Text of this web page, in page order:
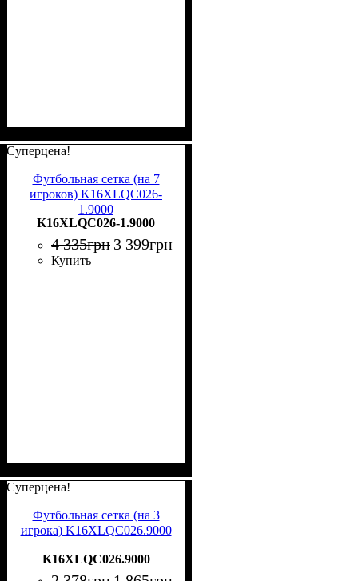
Суперцена!
Футбольная сетка (на 7
игроков) K16XLQC026-
1.9000
K16XLQC026-1.9000
4 335грн 3 399грн
Купить
Суперцена!
Футбольная сетка (на 3
игрока) K16XLQC026.9000
K16XLQC026.9000